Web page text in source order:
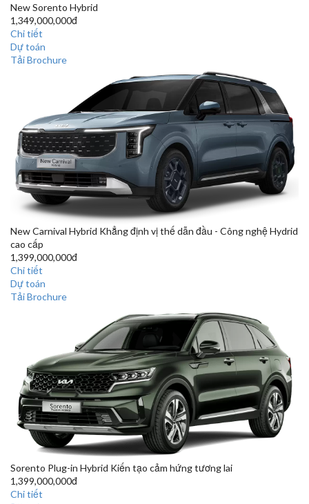
New Sorento Hybrid
1,349,000,000đ
Chi tiết
Dự toán
Tải Brochure
New Carnival Hybrid Khẳng định vị thế dẫn đầu - Công nghệ Hydrid
cao cấp
1,399,000,000đ
Chi tiết
Dự toán
Tải Brochure
Sorento Plug-in Hybrid Kiến tạo cảm hứng tương lai
1,399,000,000đ
Chi tiết